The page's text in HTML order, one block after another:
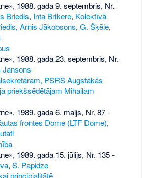
1988. gada 9. septembris, Nr.
Briedis, Inta Brikere, Kolektīvā
, Arnis Jākobsons, G. Šķēle,
1988. gada 23. septembris, Nr.
Jansons
PSRS Augstākās
priekšsēdētājam Mihailam
1989. gada 6. maijs, Nr. 87-
frontes Dome (LTF Dome),
1989. gada 15. jūlijs, Nr. 135-
, S. Papidze
principialitātē